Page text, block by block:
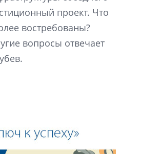
проект. Что
востребованы?
вопросы отвечает
Конкуренцию выиграют те
апарты, которые еще больше
приблизятся к гостиничному